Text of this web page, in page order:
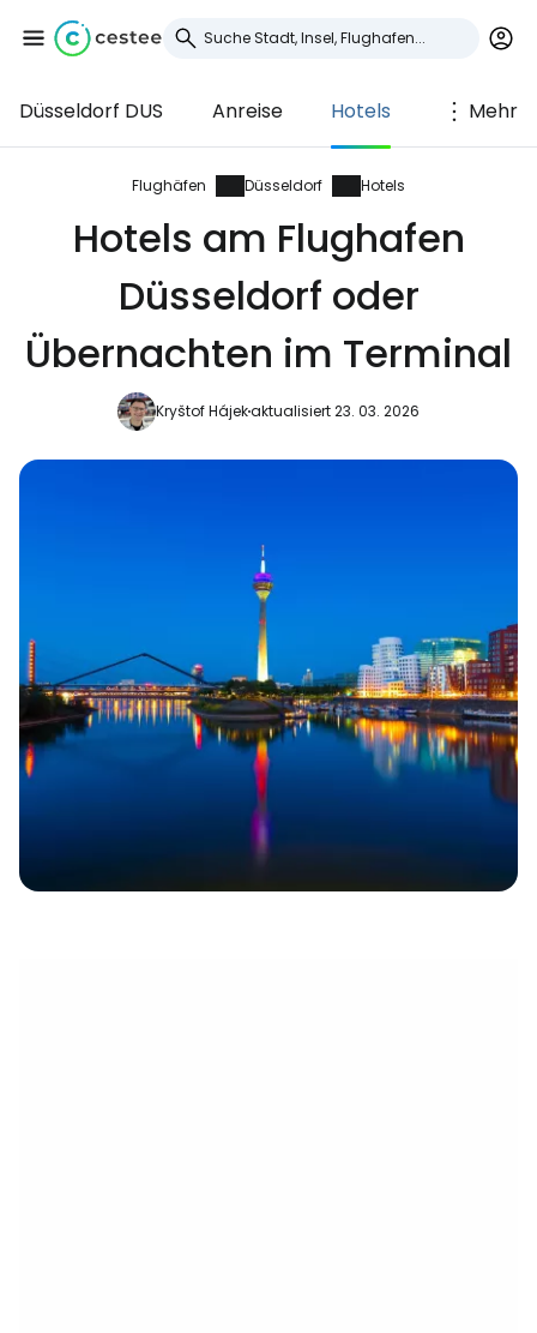
Düsseldorf DUS Anreise Hotels Mehr
Flughäfen Düsseldorf Hotels
Hotels am Flughafen
Düsseldorf oder
Übernachten im Terminal
Kryštof Hájekaktualisiert 23. 03. 2026
Anmeldung bei
Cestee
... die weltweite Reise-Community
Weiter mit Facebook